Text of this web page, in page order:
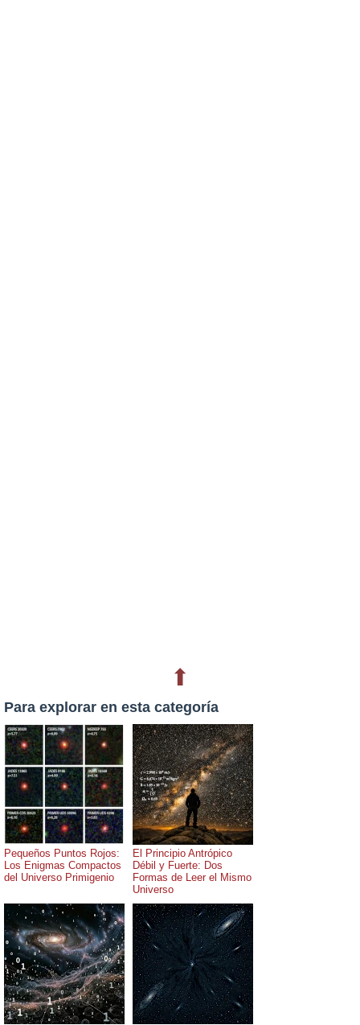
⬆
Para explorar en esta categoría
Pequeños Puntos Rojos:
Los Enigmas Compactos
del Universo Primigenio
El Principio Antrópico
Débil y Fuerte: Dos
Formas de Leer el Mismo
Universo